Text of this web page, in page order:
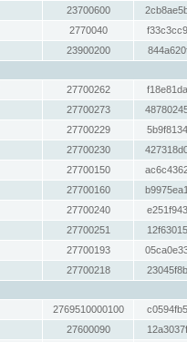
23700600
2770040
23900200
27700262
27700273
27700229
27700230
27700150
27700160
27700240
27700251
27700193
27700218
2769510000100
27600090